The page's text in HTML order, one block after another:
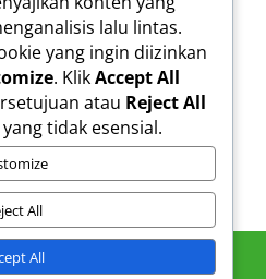
dan situs web saya
untuk komentar saya
lalu lintas.
yang ingin diizinkan
. KlikAccept All
atau Reject All
tidak esensial.
All
All